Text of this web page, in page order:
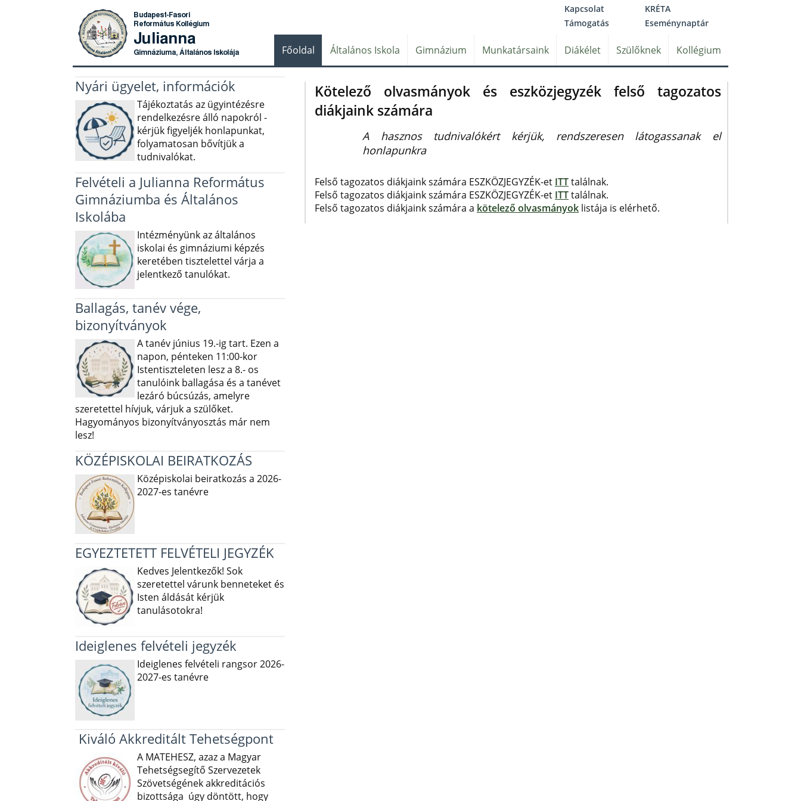
Kapcsolat
KRÉTA
Támogatás
Eseménynaptár
Főoldal Általános Iskola Gimnázium Munkatársaink Diákélet Szülőknek Kollégium
Nyári ügyelet, információk
Tájékoztatás az ügyintézésre
rendelkezésre álló napokról -
kérjük figyeljék honlapunkat,
folyamatosan bővítjük a
tudnivalókat.
Felvételi a Julianna Református
Gimnáziumba és Általános
Iskolába
Intézményünk az általános
iskolai és gimnáziumi képzés
keretében tisztelettel várja a
jelentkező tanulókat.
Ballagás, tanév vége,
bizonyítványok
A tanév június 19.-ig tart. Ezen a
napon, pénteken 11:00-kor
Istentiszteleten lesz a 8.- os
tanulóink ballagása és a tanévet
lezáró búcsúzás, amelyre
szeretettel hívjuk, várjuk a szülőket.
Hagyományos bizonyítványosztás már nem
lesz!
KÖZÉPISKOLAI BEIRATKOZÁS
Középiskolai beiratkozás a 2026-
2027-es tanévre
EGYEZTETETT FELVÉTELI JEGYZÉK
Kedves Jelentkezők! Sok
szeretettel várunk benneteket és
Isten áldását kérjük
tanulásotokra!
Ideiglenes felvételi jegyzék
Ideiglenes felvételi rangsor 2026-
2027-es tanévre
Kiváló Akkreditált Tehetségpont
A MATEHESZ, azaz a Magyar
Tehetségsegítő Szervezetek
Szövetségének akkreditációs
bizottsága úgy döntött, hogy
Kötelező olvasmányok és eszközjegyzék felső tagozatos
diákjaink számára
A hasznos tudnivalókért kérjük, rendszeresen látogassanak el
honlapunkra
Felső tagozatos diákjaink számára ESZKÖZJEGYZÉK-et ITTtalálnak.
Felső tagozatos diákjaink számára ESZKÖZJEGYZÉK-et ITTtalálnak.
Felső tagozatos diákjaink számára a kötelező olvasmányok listája is elérhető.